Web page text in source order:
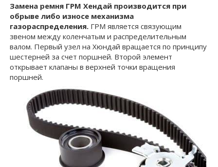
Замена ремня ГРМ Хендай производится при
обрыве либо износе механизма
газораспределения. ГРМ является связующим
звеном между коленчатым и распределительным
валом. Первый узел на Хюндай вращается по принципу
шестерней за счет поршней. Второй элемент
открывает клапаны в верхней точки вращения
поршней.